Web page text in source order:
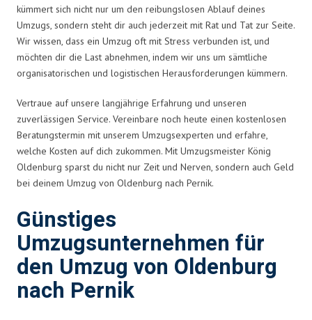
kümmert sich nicht nur um den reibungslosen Ablauf deines
Umzugs, sondern steht dir auch jederzeit mit Rat und Tat zur Seite.
Wir wissen, dass ein Umzug oft mit Stress verbunden ist, und
möchten dir die Last abnehmen, indem wir uns um sämtliche
organisatorischen und logistischen Herausforderungen kümmern.
Vertraue auf unsere langjährige Erfahrung und unseren
zuverlässigen Service. Vereinbare noch heute einen kostenlosen
Beratungstermin mit unserem Umzugsexperten und erfahre,
welche Kosten auf dich zukommen. Mit Umzugsmeister König
Oldenburg sparst du nicht nur Zeit und Nerven, sondern auch Geld
bei deinem Umzug von Oldenburg nach Pernik.
Günstiges
Umzugsunternehmen für
den Umzug von Oldenburg
nach Pernik